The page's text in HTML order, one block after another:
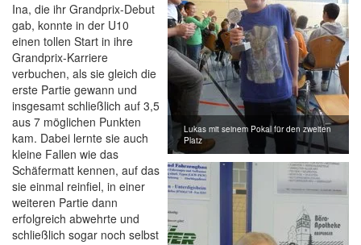
Lukas mit seinem Pokal für den zweiten
Platz
Ina, die ihr Grandprix-Debut
gab, konnte in der U10
einen tollen Start in ihre
Grandprix-Karriere
verbuchen, als sie gleich die
erste Partie gewann und
insgesamt schließlich auf 3,5
aus 7 möglichen Punkten
kam. Dabei lernte sie auch
kleine Fallen wie das
Schäfermatt kennen, auf das
sie einmal reinfiel, in einer
weiteren Partie dann
erfolgreich abwehrte und
schließlich sogar noch selbst